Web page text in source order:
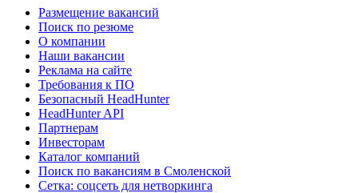
Размещение вакансий
Поиск по резюме
О компании
Наши вакансии
Реклама на сайте
Требования к ПО
Безопасный HeadHunter
HeadHunter API
Партнерам
Инвесторам
Каталог компаний
Поиск по вакансиям в Смоленской
Сетка: соцсеть для нетворкинга